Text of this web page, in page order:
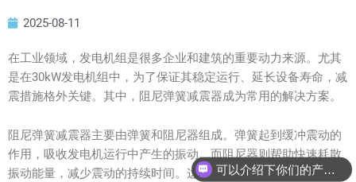
2025-08-11
在工业领域，发电机组是很多企业和建筑的重要动力来源。尤其
是在30kW发电机组中，为了保证其稳定运行、延长设备寿命，减
震措施格外关键。其中，阻尼弹簧减震器成为常用的解决方案。
阻尼弹簧减震器主要由弹簧和阻尼器组成。弹簧起到缓冲震动的
作用，吸收发电机运行中产生的振动。而阻尼器则帮助快速耗散
振动能量，减少震动的持续时间。这种结合可以显著降低发电机
可以介绍下你们的产品么？